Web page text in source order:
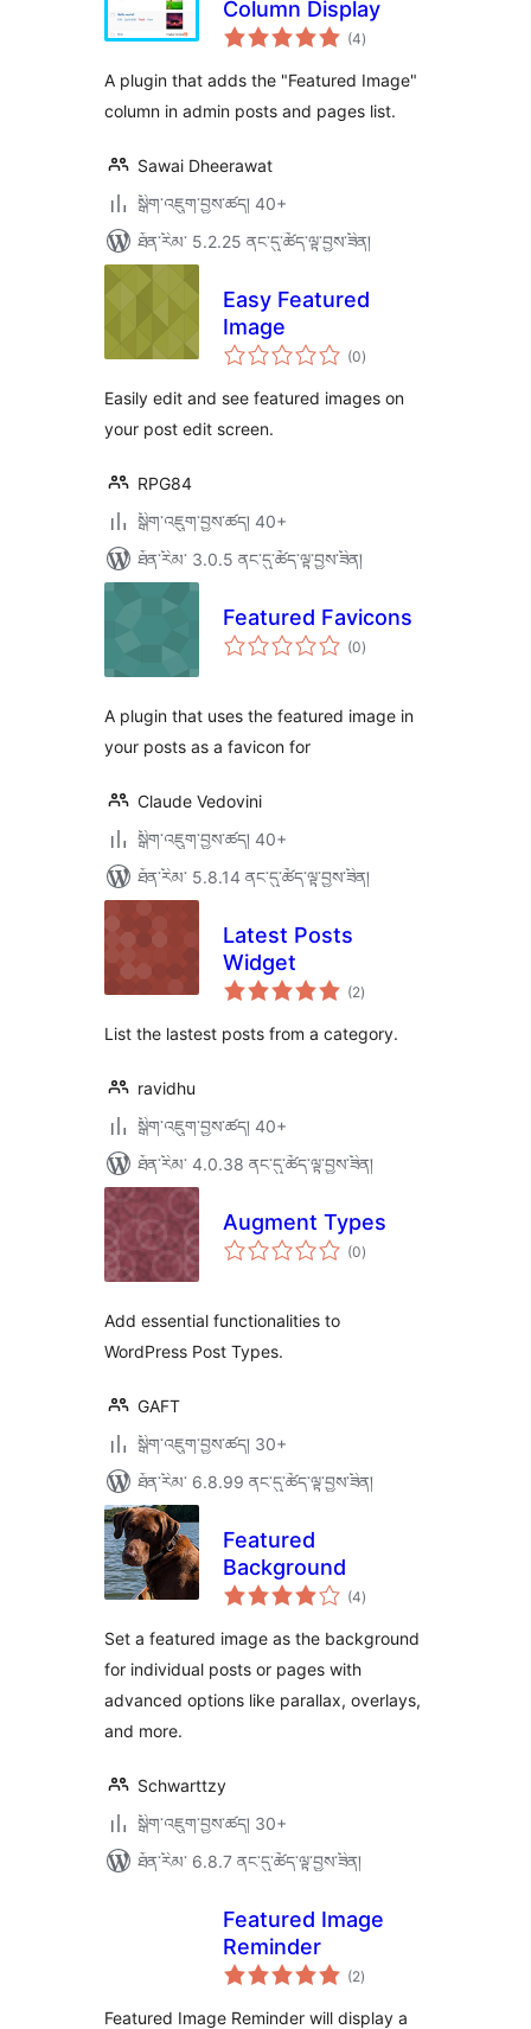
Column Display
(4གདེང་
འཇོག་
ཚང་།
)
A plugin that adds the "Featured Image"
column in admin posts and pages list.
Sawai Dheerawat
སྒྲིག་འཇུག་བྱས་ཚད། 40+
ཐོན་རིམ་ 5.2.25 ནང་དུ་ཚོད་ལྟ་བྱས་ཟིན།
Easy Featured
Image
(0གདེང་
འཇོག་
ཚང་།
)
Easily edit and see featured images on
your post edit screen.
RPG84
སྒྲིག་འཇུག་བྱས་ཚད། 40+
ཐོན་རིམ་ 3.0.5 ནང་དུ་ཚོད་ལྟ་བྱས་ཟིན།
Featured Favicons
(0གདེང་
འཇོག་
)
A plugin that uses the featured image in
your posts as a favicon for
Claude Vedovini
སྒྲིག་འཇུག་བྱས་ཚད། 40+
ཐོན་རིམ་ 5.8.14 ནང་དུ་ཚོད་ལྟ་བྱས་ཟིན།
Latest Posts
Widget
(2གདེང་
འཇོག་
ཚང་།
)
List the lastest posts from a category.
ravidhu
སྒྲིག་འཇུག་བྱས་ཚད། 40+
ཐོན་རིམ་ 4.0.38 ནང་དུ་ཚོད་ལྟ་བྱས་ཟིན།
Augment Types
(0གདེང་
འཇོག་
)
Add essential functionalities to
WordPress Post Types.
GAFT
སྒྲིག་འཇུག་བྱས་ཚད། 30+
ཐོན་རིམ་ 6.8.99 ནང་དུ་ཚོད་ལྟ་བྱས་ཟིན།
Featured
Background
(4གདེང་
འཇོག་
ཚང་།
)
Set a featured image as the background
for individual posts or pages with
advanced options like parallax, overlays,
and more.
Schwarttzy
སྒྲིག་འཇུག་བྱས་ཚད། 30+
ཐོན་རིམ་ 6.8.7 ནང་དུ་ཚོད་ལྟ་བྱས་ཟིན།
Featured Image
Reminder
(2གདེང་
འཇོག་
ཚང་།
)
Featured Image Reminder will display a